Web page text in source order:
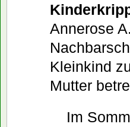
Annerose
Kleinkind
Mutter
Im